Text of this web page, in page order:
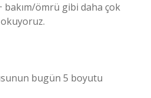
ömrü gibi daha çok
bugün 5 boyutu